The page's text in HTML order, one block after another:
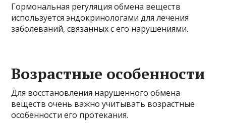
Гормональная регуляция обмена веществ
используется эндокринологами для лечения
заболеваний, связанных с его нарушениями.
Возрастные особенности
Для восстановления нарушенного обмена
веществ очень важно учитывать возрастные
особенности его протекания.